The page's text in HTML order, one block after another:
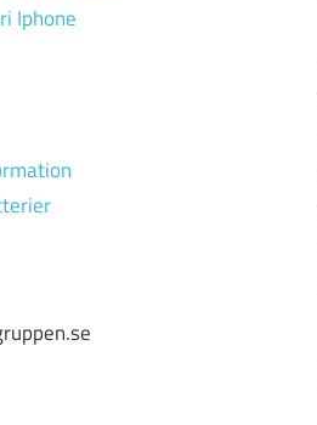
Iphone